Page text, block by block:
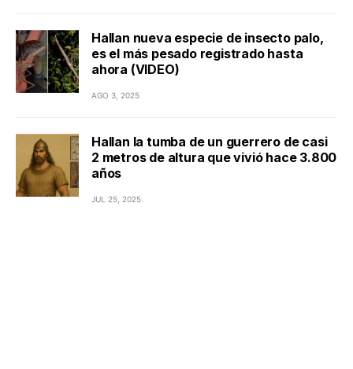
Hallan nueva especie de insecto palo,
es el más pesado registrado hasta
ahora (VIDEO)
AGO 3, 2025
Hallan la tumba de un guerrero de casi
2 metros de altura que vivió hace 3.800
años
JUL 25, 2025